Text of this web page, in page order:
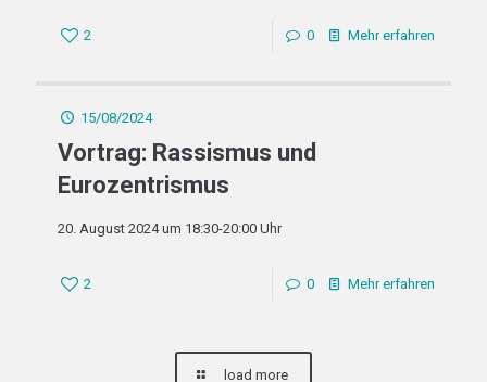
2 0 Mehr erfahren
15/08/2024
Vortrag: Rassismus und
Eurozentrismus
20. August 2024 um 18:30-20:00 Uhr
2 0 Mehr erfahren
load more